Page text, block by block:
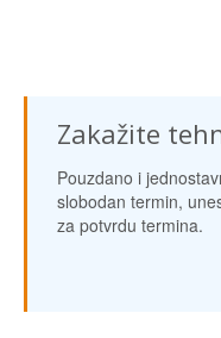
Zakažite
Pouzdano i
slobodan termin,
za potvrdu termina.